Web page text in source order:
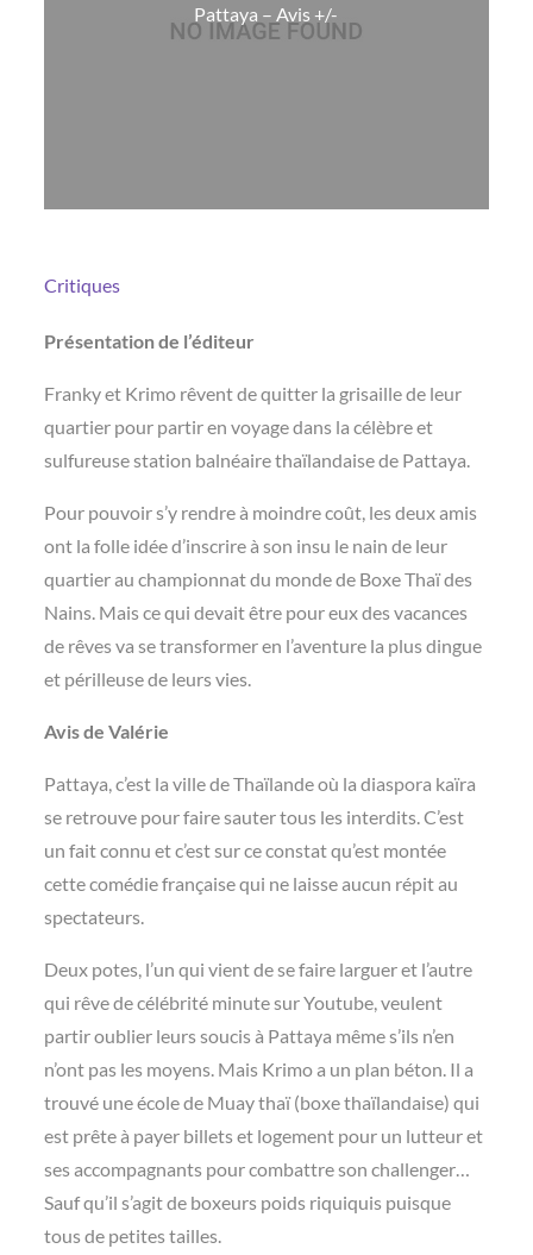
Pattaya – Avis +/-
Critiques
Présentation de l’éditeur
Franky et Krimo rêvent de quitter la grisaille de leur
quartier pour partir en voyage dans la célèbre et
sulfureuse station balnéaire thaïlandaise de Pattaya.
Pour pouvoir s’y rendre à moindre coût, les deux amis
ont la folle idée d’inscrire à son insu le nain de leur
quartier au championnat du monde de Boxe Thaï des
Nains. Mais ce qui devait être pour eux des vacances
de rêves va se transformer en l’aventure la plus dingue
et périlleuse de leurs vies.
Avis de Valérie
Pattaya, c’est la ville de Thaïlande où la diaspora kaïra
se retrouve pour faire sauter tous les interdits. C’est
un fait connu et c’est sur ce constat qu’est montée
cette comédie française qui ne laisse aucun répit au
spectateurs.
Deux potes, l’un qui vient de se faire larguer et l’autre
qui rêve de célébrité minute sur Youtube, veulent
partir oublier leurs soucis à Pattaya même s’ils n’en
n’ont pas les moyens. Mais Krimo a un plan béton. Il a
trouvé une école de Muay thaï (boxe thaïlandaise) qui
est prête à payer billets et logement pour un lutteur et
ses accompagnants pour combattre son challenger…
Sauf qu’il s’agit de boxeurs poids riquiquis puisque
tous de petites tailles.